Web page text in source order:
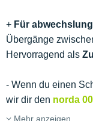
+ Für
Übergänge
Hervorragend als
- Wenn du einen
wir dir den norda
Mehr anzeigen